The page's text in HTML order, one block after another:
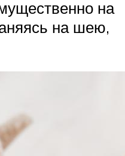
на
на шею,